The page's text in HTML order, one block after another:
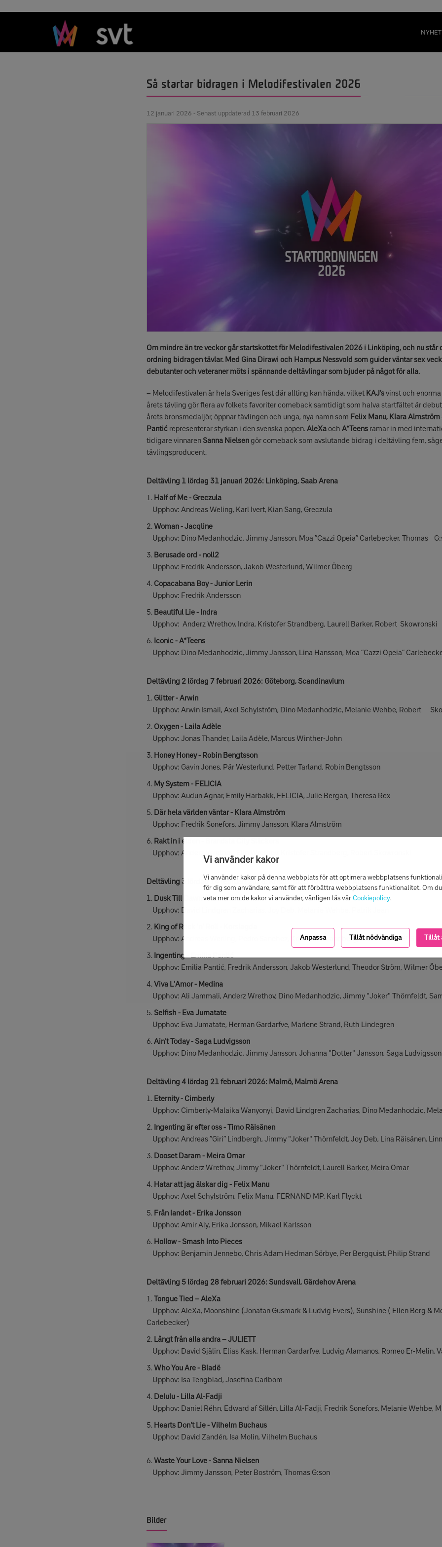
Vi använder kakor
Vi använder kakor på denna webbplats för att optimera webbplatsens
för dig som användare, samt för att förbättra webbplatsens funktionalitet. Om
veta mer om de kakor vi använder, vänligen läs vårCookiepolicy.
Anpassa Tillåt nödvändiga Tillåt
Så startar bidragen i Melodifestivalen 2026
12 januari 2026 - Senast uppdaterad 13 februari 2026
Om mindre än tre veckor går startskottet för Melodifestivalen 2026 i Linköping, och nu står
ordning bidragen tävlar. Med Gina Dirawi och Hampus Nessvold som guider väntar sex
debutanter och veteraner möts i spännande deltävlingar som bjuder på något för alla.
– Melodifestivalen är hela Sveriges fest där allting kan hända, vilket KAJ’svinst och
årets tävling gör flera av folkets favoriter comeback samtidigt som halva startfältet är
årets bronsmedaljör, öppnar tävlingen och unga, nya namn som Felix Manu, Klara Almström
Pantić representerar styrkan i den svenska popen.AleXa och A*Teens ramar in med
tidigare vinnarenSanna Nielsen gör comeback som avslutande bidrag i deltävling fem,
tävlingsproducent.
Deltävling 1 lördag 31 januari 2026: Linköping, Saab Arena
1. Half of Me - Greczula
Upphov: Andreas Weling, Karl Ivert, Kian Sang, Greczula
2.Woman - Jacqline
Upphov: Dino Medanhodzic, Jimmy Jansson, Moa ”Cazzi Opeia” Carlebecker, Thomas
3. Berusade ord - noll2
Upphov: Fredrik Andersson, Jakob Westerlund, Wilmer Öberg
4. Copacabana Boy - Junior Lerin
Upphov: Fredrik Andersson
5. Beautiful Lie - Indra
Upphov: Anderz Wrethov, Indra, Kristofer Strandberg, Laurell Barker, Robert Skowronski
6. Iconic - A*Teens
Upphov: Dino Medanhodzic, Jimmy Jansson, Lina Hansson, Moa ”Cazzi Opeia”
Deltävling 2 lördag 7 februari 2026: Göteborg, Scandinavium
1. Glitter - Arwin
Upphov: Arwin Ismail, Axel Schylström, Dino Medanhodzic, Melanie Wehbe, Robert
2. Oxygen - Laila Adèle
Upphov: Jonas Thander, Laila Adèle, Marcus Winther-John
3. Honey Honey - Robin Bengtsson
Upphov: Gavin Jones, Pär Westerlund, Petter Tarland, Robin Bengtsson
4. My System - FELICIA
Upphov: Audun Agnar, Emily Harbakk, FELICIA, Julie Bergan, Theresa Rex
5. Där hela världen väntar - Klara Almström
Upphov: Fredrik Sonefors, Jimmy Jansson, Klara Almström
6. Rakt in i elden - Brandsta City Släckers
Upphov: Anderz Wrethov, Elin Wrethov, Kristofer Strandberg, Robert Skowronski
Deltävling 3 lördag 14 februari 2026: Kristianstad, Kristianstad Arena
1. Dusk Till Dawn - Patrik Jean
Upphov: David Lindgren Zacharias, Joy Deb, Melanie Wehbe, Patrik Jean
2. King of Rock 'n' Roll - Korslagda
Upphov: Andreas Werling, Pedro Sanchez, Kristofer Strandberg, Stefan "UBBE" Sjur
3. Ingenting - Emilia Pantić
Upphov: Emilia Pantić, Fredrik Andersson, Jakob Westerlund, Theodor Ström, Wilmer
4.Viva L'Amor - Medina
Upphov: Ali Jammali, Anderz Wrethov, Dino Medanhodzic, Jimmy "Joker" Thörnfeldt,
5.Selfish - Eva Jumatate
Upphov: Eva Jumatate, Herman Gardarfve, Marlene Strand, Ruth Lindegren
6.Ain't Today - Saga Ludvigsson
Upphov: Dino Medanhodzic, Jimmy Jansson, Johanna "Dotter" Jansson, Saga Ludvigsson
Deltävling 4 lördag 21 februari 2026: Malmö, Malmö Arena
1. Eternity - Cimberly
Upphov: Cimberly-Malaika Wanyonyi, David Lindgren Zacharias, Dino Medanhodzic,
2. Ingenting är efter oss - Timo Räisänen
Upphov: Andreas ”Giri” Lindbergh, Jimmy "Joker" Thörnfeldt, Joy Deb, Lina Räisänen,
3. Dooset Daram - Meira Omar
Upphov: Anderz Wrethov, Jimmy "Joker" Thörnfeldt, Laurell Barker, Meira Omar
4. Hatar att jag älskar dig - Felix Manu
Upphov: Axel Schylström, Felix Manu, FERNAND MP, Karl Flyckt
5. Från landet - Erika Jonsson
Upphov: Amir Aly, Erika Jonsson, Mikael Karlsson
6. Hollow - Smash Into Pieces
Upphov: Benjamin Jennebo, Chris Adam Hedman Sörbye, Per Bergquist, Philip Strand
Deltävling 5 lördag 28 februari 2026: Sundsvall, Gärdehov Arena
1.Tongue Tied – AleXa
Upphov: AleXa, Moonshine (Jonatan Gusmark & Ludvig Evers), Sunshine ( Ellen Berg &
Carlebecker)
2. Långt från alla andra – JULIETT
Upphov: David Själin, Elias Kask, Herman Gardarfve, Ludvig Alamanos, Romeo Er-Melin,
3.Who You Are - Bladë
Upphov: Isa Tengblad, Josefina Carlbom
4. Delulu - Lilla Al-Fadji
Upphov: Daniel Réhn, Edward af Sillén, Lilla Al-Fadji, Fredrik Sonefors, Melanie Wehbe,
5. Hearts Don't Lie - Vilhelm Buchaus
Upphov: David Zandén, Isa Molin, Vilhelm Buchaus
6.Waste Your Love - Sanna Nielsen
Upphov: Jimmy Jansson, Peter Boström, Thomas G:son
Bilder